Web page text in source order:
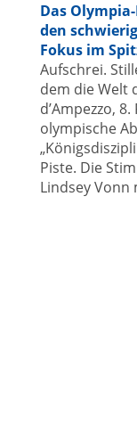
Das
den
Fokus im
Aufschrei.
dem die Welt
d’Ampezzo,
olympische
Piste. Die
Lindsey Vonn